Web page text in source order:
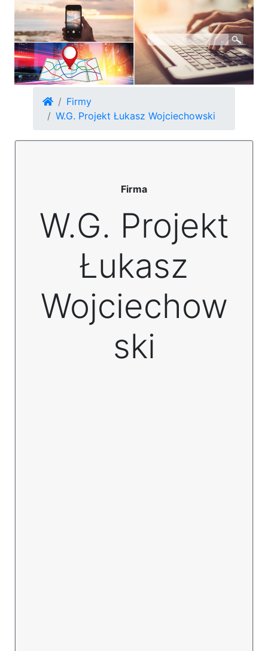
Firmy
W.G. Projekt Łukasz Wojciechowski
Firma
W.G. Projekt
Łukasz
Wojciechow
ski